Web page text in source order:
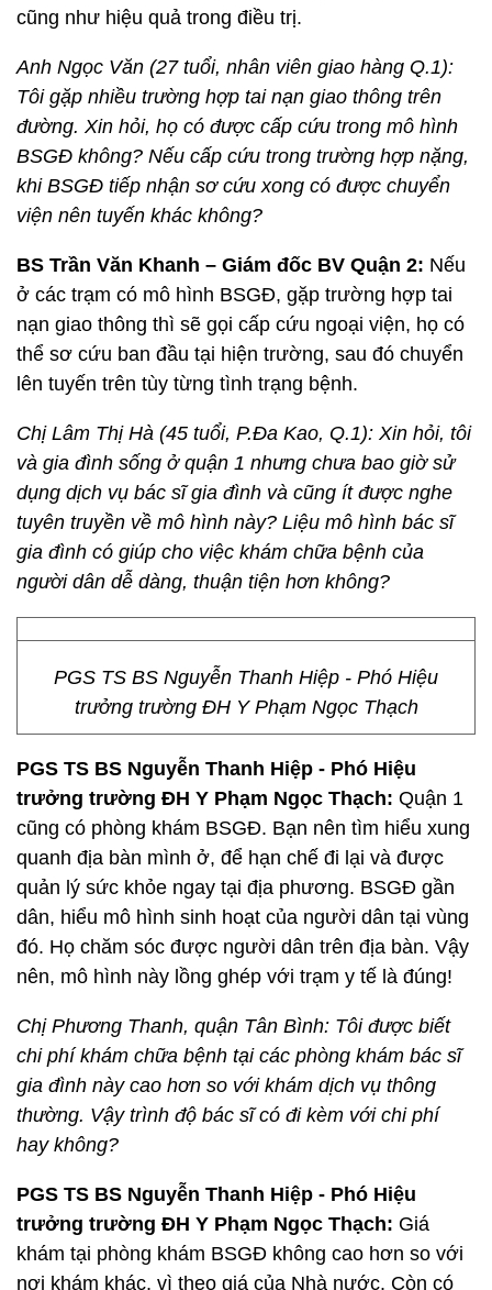
cũng như hiệu quả trong điều trị.
Anh Ngọc Văn (27 tuổi, nhân viên giao hàng Q.1):
Tôi gặp nhiều trường hợp tai nạn giao thông trên
đường. Xin hỏi, họ có được cấp cứu trong mô hình
BSGĐ không? Nếu cấp cứu trong trường hợp nặng,
khi BSGĐ tiếp nhận sơ cứu xong có được chuyển
viện nên tuyến khác không?
BS Trần Văn Khanh – Giám đốc BV Quận 2: Nếu
ở các trạm có mô hình BSGĐ, gặp trường hợp tai
nạn giao thông thì sẽ gọi cấp cứu ngoại viện, họ có
thể sơ cứu ban đầu tại hiện trường, sau đó chuyển
lên tuyến trên tùy từng tình trạng bệnh.
Chị Lâm Thị Hà (45 tuổi, P.Đa Kao, Q.1): Xin hỏi, tôi
và gia đình sống ở quận 1 nhưng chưa bao giờ sử
dụng dịch vụ bác sĩ gia đình và cũng ít được nghe
tuyên truyền về mô hình này? Liệu mô hình bác sĩ
gia đình có giúp cho việc khám chữa bệnh của
người dân dễ dàng, thuận tiện hơn không?
PGS TS BS Nguyễn Thanh Hiệp - Phó Hiệu
trưởng trường ĐH Y Phạm Ngọc Thạch
PGS TS BS Nguyễn Thanh Hiệp - Phó Hiệu
trưởng trường ĐH Y Phạm Ngọc Thạch: Quận 1
cũng có phòng khám BSGĐ. Bạn nên tìm hiểu xung
quanh địa bàn mình ở, để hạn chế đi lại và được
quản lý sức khỏe ngay tại địa phương. BSGĐ gần
dân, hiểu mô hình sinh hoạt của người dân tại vùng
đó. Họ chăm sóc được người dân trên địa bàn. Vậy
nên, mô hình này lồng ghép với trạm y tế là đúng!
Chị Phương Thanh, quận Tân Bình: Tôi được biết
chi phí khám chữa bệnh tại các phòng khám bác sĩ
gia đình này cao hơn so với khám dịch vụ thông
thường. Vậy trình độ bác sĩ có đi kèm với chi phí
hay không?
PGS TS BS Nguyễn Thanh Hiệp - Phó Hiệu
trưởng trường ĐH Y Phạm Ngọc Thạch: Giá
khám tại phòng khám BSGĐ không cao hơn so với
nơi khám khác, vì theo giá của Nhà nước. Còn có